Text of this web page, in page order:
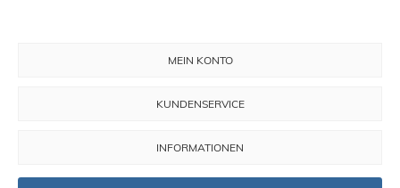
MEIN KONTO
KUNDENSERVICE
INFORMATIONEN